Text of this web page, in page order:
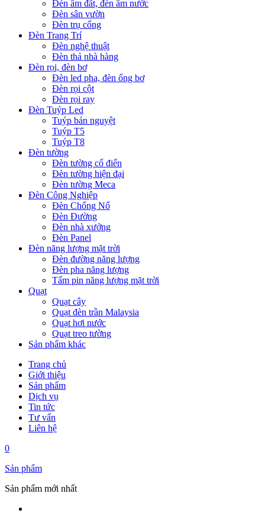
Đèn âm đất, đèn âm nước
Đèn sân vườn
Đèn trụ cổng
Đèn Trang Trí
Đèn nghệ thuật
Đèn thả nhà hàng
Đèn rọi, đèn bơ
Đèn led pha, đèn ống bơ
Đèn rọi cột
Đèn rọi ray
Đèn Tuýp Led
Tuýp bán nguyệt
Tuýp T5
Tuýp T8
Đèn tường
Đèn tường cổ điển
Đèn tường hiện đại
Đèn tường Meca
Đèn Công Nghiệp
Đèn Chống Nổ
Đèn Đường
Đèn nhà xưởng
Đèn Panel
Đèn năng lượng mặt trời
Đèn đường năng lượng
Đèn pha năng lượng
Tấm pin năng lượng mặt trời
Quạt
Quạt cây
Quạt đèn trần Malaysia
Quạt hơi nước
Quạt treo tường
Sản phẩm khác
Trang chủ
Giới thiệu
Sản phẩm
Dịch vụ
Tin tức
Tư vấn
Liên hệ
0
Sản phẩm
Sản phẩm mới nhất